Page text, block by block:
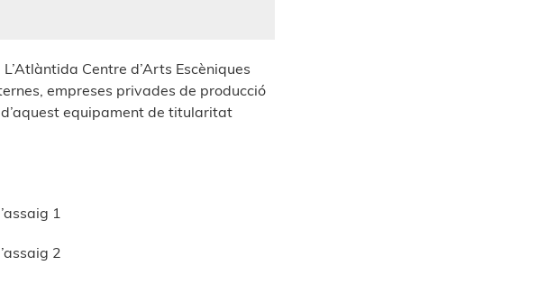
Centre d’Arts Escèniques
empreses privades de producció
equipament de titularitat
1
2